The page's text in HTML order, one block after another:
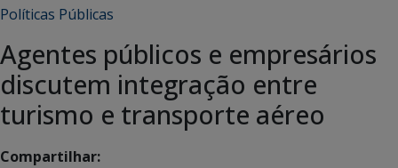
Políticas Públicas
Agentes públicos e empresários
discutem integração entre
turismo e transporte aéreo
Compartilhar: